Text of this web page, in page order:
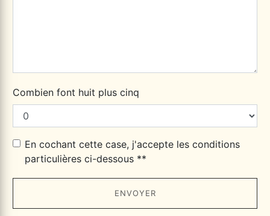
Combien font huit plus cinq
En cochant cette case, j'accepte les conditions
particulières ci-dessous **
ENVOYER